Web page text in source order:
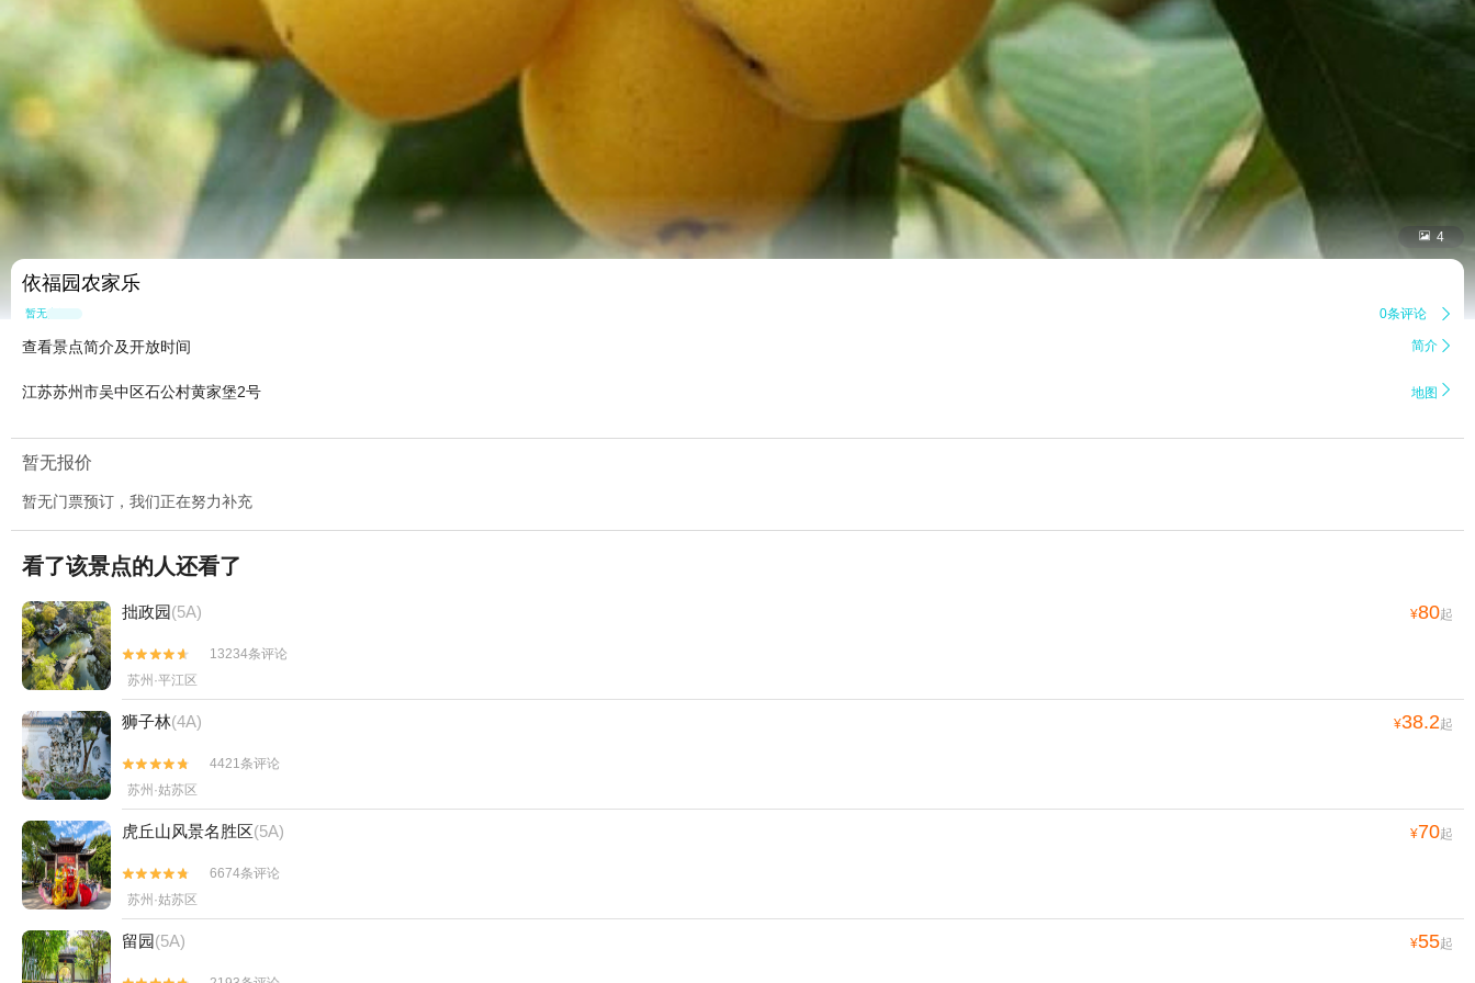
 4
依福园农家乐
暂无点评 0条评论 
查看景点简介及开放时间 简介 
江苏苏州市吴中区石公村黄家堡2号 地图 
暂无报价
暂无门票预订，我们正在努力补充
看了该景点的人还看了
拙政园(5A) ¥80起


13234条评论
苏州·平江区
狮子林(4A) ¥38.2起


4421条评论
苏州·姑苏区
虎丘山风景名胜区(5A) ¥70起


6674条评论
苏州·姑苏区
留园(5A) ¥55起